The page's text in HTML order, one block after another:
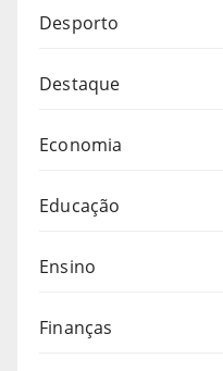
Desporto
Destaque
Economia
Educação
Ensino
Finanças